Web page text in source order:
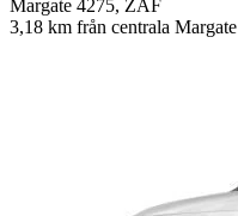
Margate 4275, ZAF
3,18 km från centrala Margate